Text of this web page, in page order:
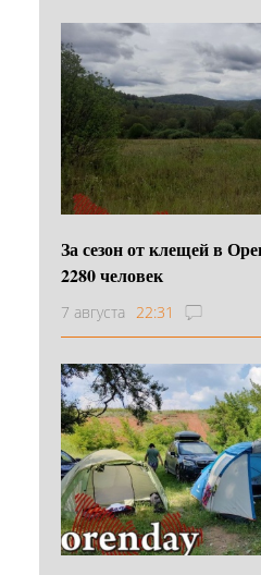
За сезон от клещей в
2280 человек
7 августа 22:31